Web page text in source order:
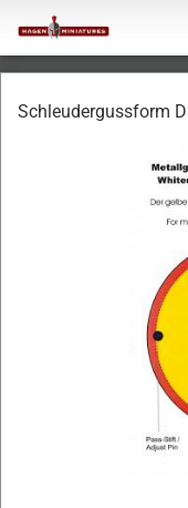
Schleudergussform